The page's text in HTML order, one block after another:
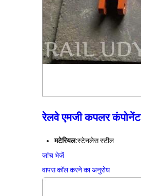
रेलवे एमजी कपलर कंपोनेंट
मटेरियल:स्टेनलेस स्टील
जांच भेजें
वापस कॉल करने का अनुरोध